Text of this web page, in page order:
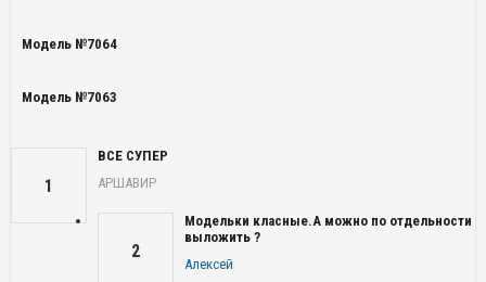
Модель №7064
Модель №7063
1
ВСЕ СУПЕР
АРШАВИР
2
Модельки класные.А можно по отдельности
выложить ?
Алексей